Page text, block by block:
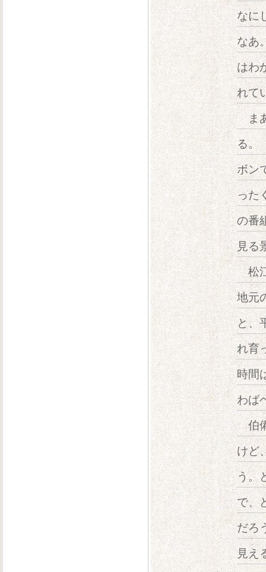
なに
なあ
はわ
れて
まあ
る。
ボン
った
の番
見る
松江
地元
と、
れ育
時間
わば
伯備
けど
う。
で、
だろ
見え